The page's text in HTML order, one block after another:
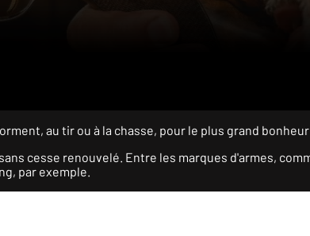
au tir ou à la chasse, pour le plus grand
cesse renouvelé. Entre les marques d'armes,
par exemple.